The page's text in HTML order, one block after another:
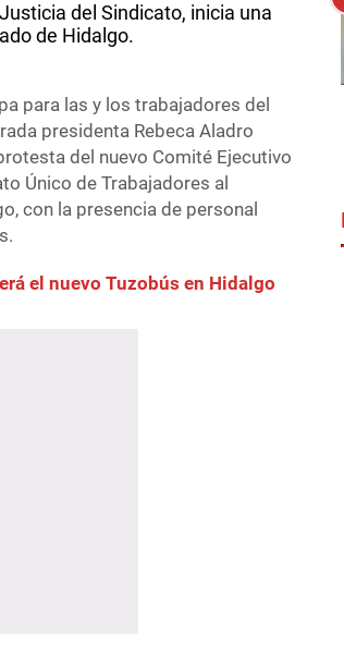
del Sindicato, inicia una
de Hidalgo.
para las y los trabajadores del
presidenta Rebeca Aladro
del nuevo Comité Ejecutivo
Único de Trabajadores al
con la presencia de personal
el nuevo Tuzobús en Hidalgo